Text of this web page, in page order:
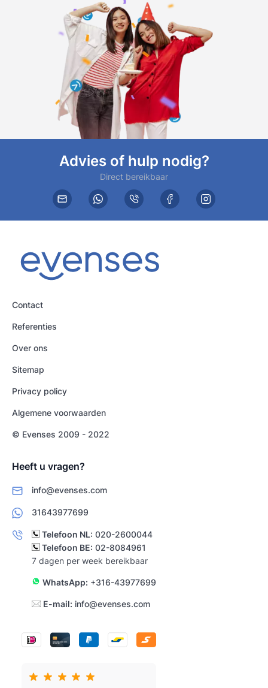
Advies of hulp nodig?
Direct bereikbaar
Contact
Referenties
Over ons
Sitemap
Privacy policy
Algemene voorwaarden
© Evenses 2009 - 2022
Heeft u vragen?
info@evenses.com
31643977699
Telefoon NL: 020-2600044
Telefoon BE: 02-8084961
7 dagen per week bereikbaar
WhatsApp: +316-43977699
E-mail: info@evenses.com